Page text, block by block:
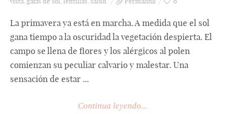
La primavera ya está en marcha. A medida que el sol
gana tiempo a la oscuridad la vegetación despierta. El
campo se llena de flores y los alérgicos al polen
comienzan su peculiar calvario y malestar. Una
sensación de estar ...
Continua leyendo...